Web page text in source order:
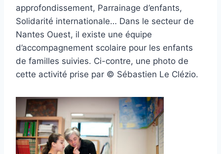
approfondissement, Parrainage d’enfants,
Solidarité internationale… Dans le secteur de
Nantes Ouest, il existe une équipe
d’accompagnement scolaire pour les enfants
de familles suivies. Ci-contre, une photo de
cette activité prise par © Sébastien Le Clézio.